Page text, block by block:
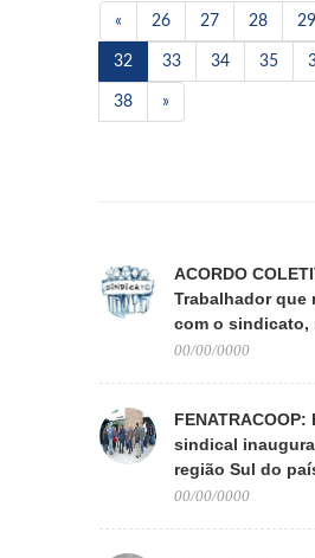
« 26 27 28 29
32 33 34 35
38 »
ACORDO
Trabalhador que
com o sindicato,
direito aos
00/00/0000
sindical
região Sul do
00/00/0000